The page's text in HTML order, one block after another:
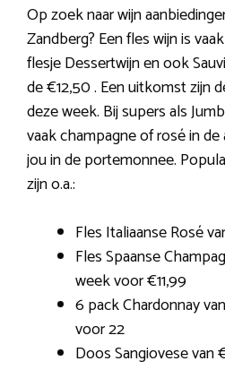
Op zoek naar wijn
Zandberg? Een fles wijn is
flesje Dessertwijn en ook
de €12,50 . Een uitkomst zijn
deze week. Bij supers als
vaak champagne of rosé in
jou in de portemonnee.
zijn o.a.:
Fles Italiaanse Rosé
Fles Spaanse
week voor €11,99
6 pack Chardonnay
voor 22
Doos Sangiovese